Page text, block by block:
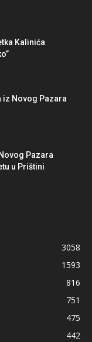
Kalinića
iz Novog Pazara
Pazara
u Prištini
3058
1593
816
751
475
442